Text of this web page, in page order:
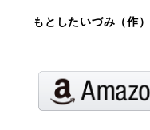
もとしたいづみ（作